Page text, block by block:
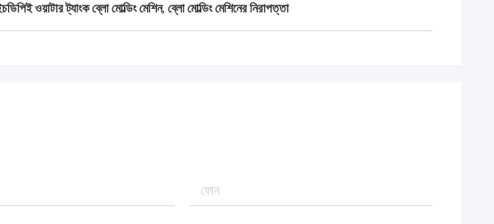
ওয়াটার ট্যাংক ব্লো মোল্ডিং মেশিন, ব্লো মোল্ডিং মেশিনের নিরাপত্তা